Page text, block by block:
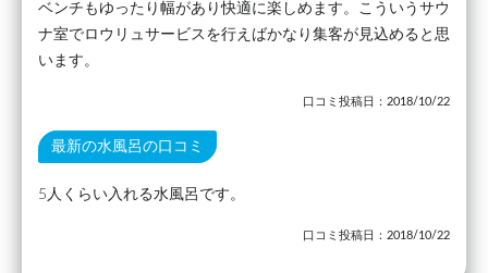
ベンチもゆったり幅があり快適に楽しめます。こういうサウ
ナ室でロウリュサービスを行えばかなり集客が見込めると思
います。
口コミ投稿日：2018/10/22
最新の水風呂の口コミ
5人くらい入れる水風呂です。
口コミ投稿日：2018/10/22